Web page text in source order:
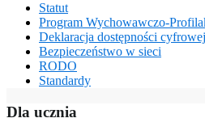
Statut
Program Wychowawczo-
Deklaracja dostępności cyfrowej
Bezpieczeństwo w sieci
RODO
Standardy
Dla ucznia